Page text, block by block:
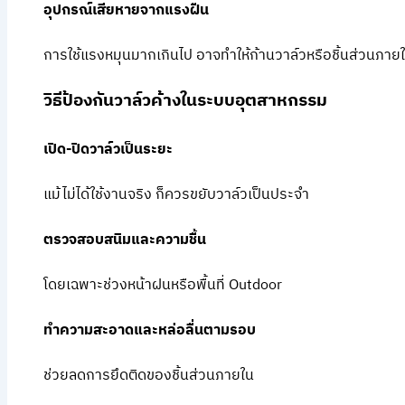
อุปกรณ์เสียหายจากแรงฝืน
การใช้แรงหมุนมากเกินไป อาจทำให้ก้านวาล์วหรือชิ้นส่วนภาย
วิธีป้องกันวาล์วค้างในระบบอุตสาหกรรม
เปิด-ปิดวาล์วเป็นระยะ
แม้ไม่ได้ใช้งานจริง ก็ควรขยับวาล์วเป็นประจำ
ตรวจสอบสนิมและความชื้น
โดยเฉพาะช่วงหน้าฝนหรือพื้นที่ Outdoor
ทำความสะอาดและหล่อลื่นตามรอบ
ช่วยลดการยึดติดของชิ้นส่วนภายใน